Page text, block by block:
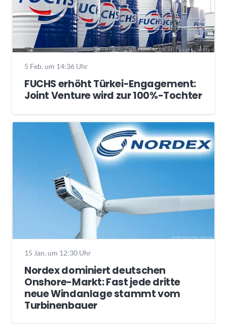
5 Feb. um 14:36 Uhr
FUCHS erhöht Türkei-Engagement:
Joint Venture wird zur 100%-Tochter
15 Jan. um 12:30 Uhr
Nordex dominiert deutschen
Onshore-Markt: Fast jede dritte
neue Windanlage stammt vom
Turbinenbauer